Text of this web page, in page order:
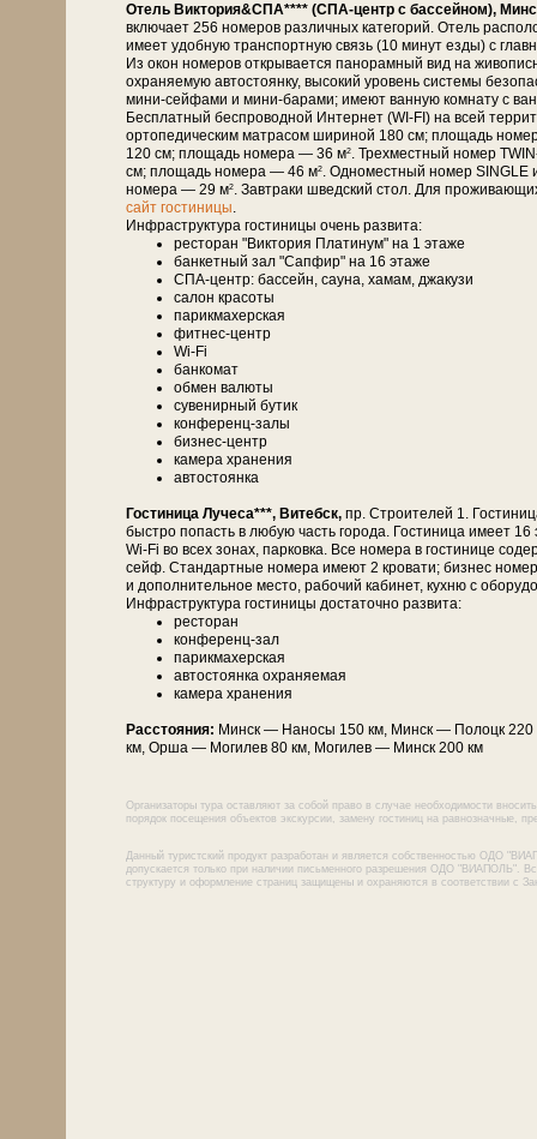
Отель Виктория&СПА**** (СПА-центр с бассейном),
включает 256 номеров различных категорий. Отель
имеет удобную транспортную связь (10 минут езды) с
Из окон номеров открывается панорамный вид на
охраняемую автостоянку, высокий уровень системы
мини-сейфами и мини-барами; имеют ванную комнату с
Бесплатный беспроводной Интернет (WI-FI) на всей
ортопедическим матрасом шириной 180 см; площадь
120 см; площадь номера — 36 м2. Трехместный номер
см; площадь номера — 46 м2. Одноместный номер SINGLE
номера — 29 м2. Завтраки шведский стол. Для
сайт гостиницы.
Инфраструктура гостиницы очень развита:
ресторан "Виктория Платинум" на 1 этаже
банкетный зал "Сапфир" на 16 этаже
СПА-центр: бассейн, сауна, хамам, джакузи
салон красоты
парикмахерская
фитнес-центр
Wi-Fi
банкомат
обмен валюты
сувенирный бутик
конференц-залы
бизнес-центр
камера хранения
автостоянка
Гостиница Лучеса***, Витебск, пр. Строителей 1.
быстро попасть в любую часть города. Гостиница имеет
Wi-Fi во всех зонах, парковка. Все номера в гостинице
сейф. Стандартные номера имеют 2 кровати; бизнес
и дополнительное место, рабочий кабинет, кухню с
Инфраструктура гостиницы достаточно развита:
ресторан
конференц-зал
парикмахерская
автостоянка охраняемая
камера хранения
Расстояния: Минск — На­но­сы 150 км, Минск — По­лоцк
км, Ор­ша — Мо­ги­лев 80 км, Мо­ги­лев — Минск 200 км
Организаторы тура оставляют за собой право в случае необходимости
порядок посещения объектов экскурсии, замену гостиниц на равнозначные,
Данный туристский продукт разработан и является собственностью ОДО
допускается только при наличии письменного разрешения ОДО "ВИАПОЛЬ".
структуру и оформление страниц защищены и охраняются в соответствии с